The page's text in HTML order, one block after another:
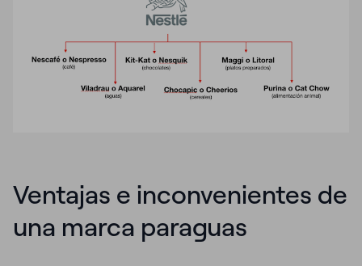
Ventajas e inconvenientes de
una marca paraguas